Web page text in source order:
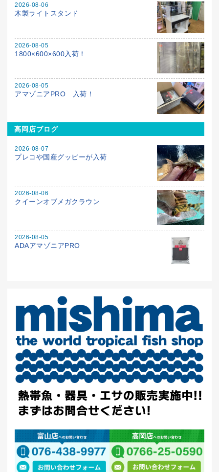
2026-08-06
木製ライトスタンド
2026-08-05
1800×600×600入荷！
2026-08-05
アマゾニアPRO 入荷！
高岡店ブログ
2026-08-07
プレコや国産グッピーが入荷
2026-08-06
クイーンオブメガクラウン
2026-08-05
ADAアマゾニアPRO